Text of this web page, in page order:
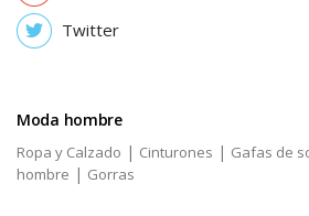
Twitter
Moda hombre
Ropa y Calzado | Cinturones | Gafas de
hombre | Gorras